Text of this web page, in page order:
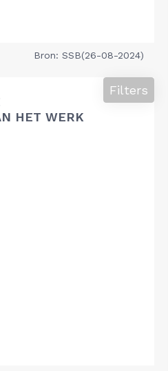
Bron: SSB(26-08-2024)
HET WERK
Filters